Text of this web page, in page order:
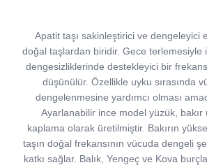
Apatit taşı sakinleştirici ve dengeleyici
doğal taşlardan biridir. Gece terlemesiyle
dengesizliklerinde destekleyici bir
düşünülür. Özellikle uyku sırasında
dengelenmesine yardımcı olması
Ayarlanabilir ince model yüzük,
kaplama olarak üretilmiştir. Bakırın
taşın doğal frekansının vücuda dengeli
katkı sağlar. Balık, Yengeç ve Kova